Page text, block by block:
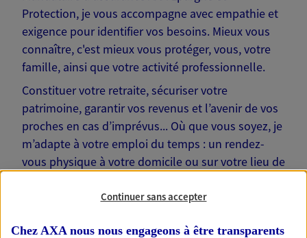
Protection, je vous accompagne avec empathie et
exigence pour identifier vos besoins. Mieux vous
connaître, c'est mieux vous protéger, vous, votre
famille, ainsi que votre activité professionnelle.
Constituer votre retraite, sécuriser votre
patrimoine, garantir vos revenus et l’avenir de vos
proches en cas d’imprévus... Où que vous soyez, je
m’adapte à votre emploi du temps : un rendez-
vous physique à votre domicile ou sur votre lieu de
Continuer sans accepter
Chez AXA nous nous engageons à être transparents